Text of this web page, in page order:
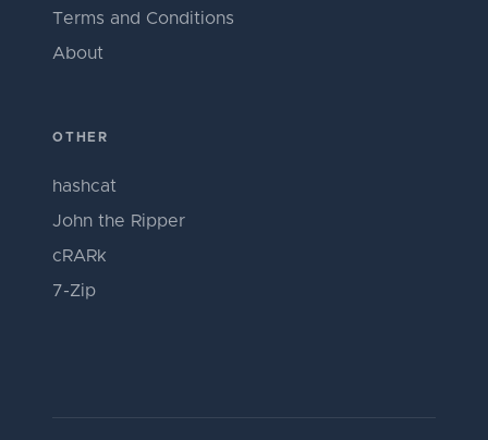
Terms and Conditions
About
OTHER
hashcat
John the Ripper
cRARk
7-Zip